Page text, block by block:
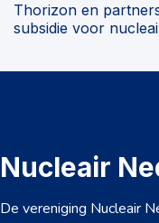
Thorizon en
subsidie voor
Nucleair
De vereniging Nucleair